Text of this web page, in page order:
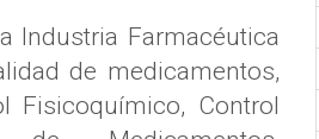
Industria Farmacéutica
de medicamentos,
Fisicoquímico, Control